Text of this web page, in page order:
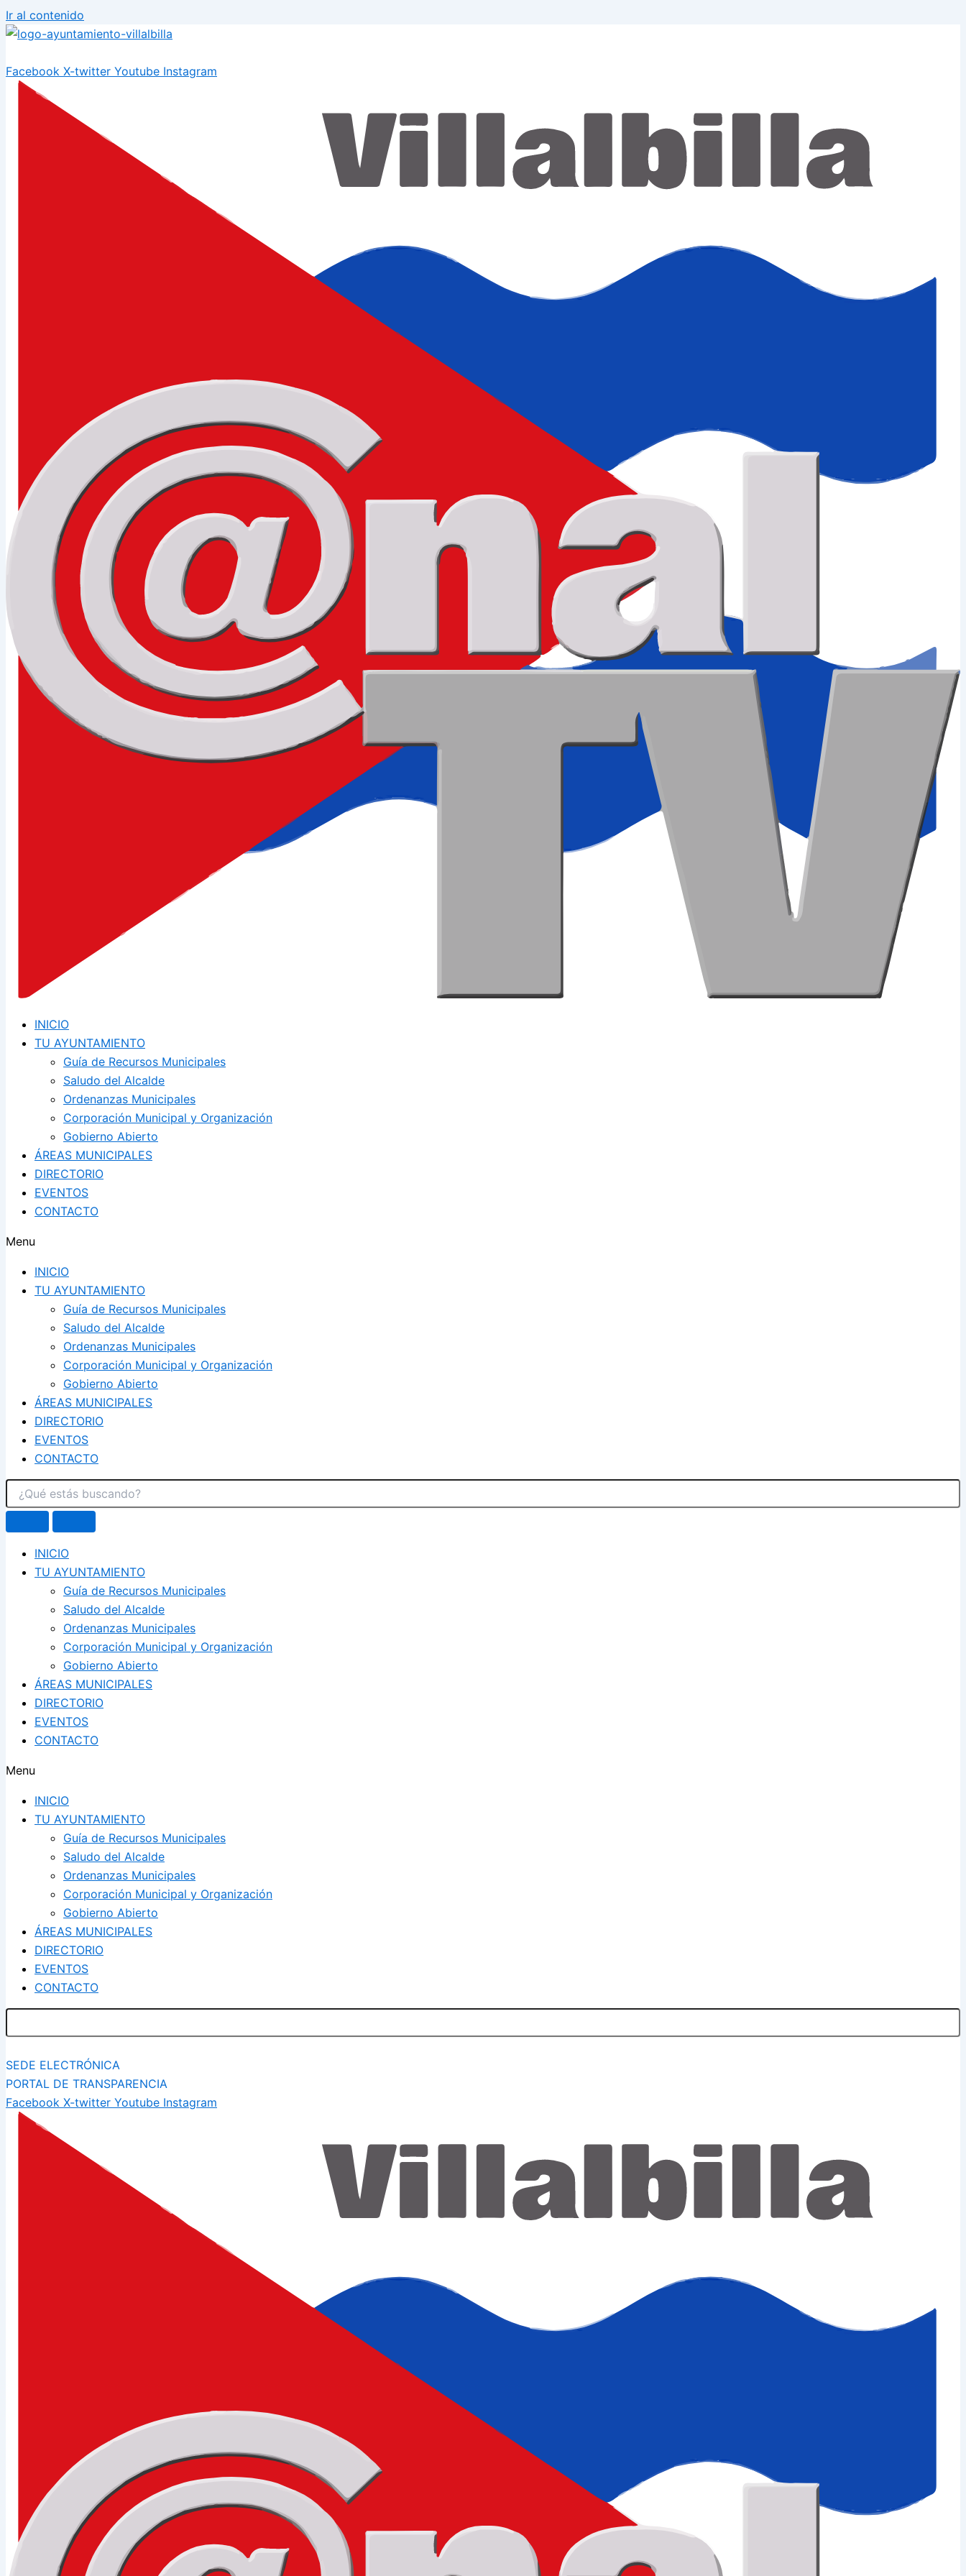
Ir al contenido
Facebook X-twitter Youtube Instagram
INICIO
TU AYUNTAMIENTO
Guía de Recursos Municipales
Saludo del Alcalde
Ordenanzas Municipales
Corporación Municipal y Organización
Gobierno Abierto
ÁREAS MUNICIPALES
DIRECTORIO
EVENTOS
CONTACTO
Menu
INICIO
TU AYUNTAMIENTO
Guía de Recursos Municipales
Saludo del Alcalde
Ordenanzas Municipales
Corporación Municipal y Organización
Gobierno Abierto
ÁREAS MUNICIPALES
DIRECTORIO
EVENTOS
CONTACTO
INICIO
TU AYUNTAMIENTO
Guía de Recursos Municipales
Saludo del Alcalde
Ordenanzas Municipales
Corporación Municipal y Organización
Gobierno Abierto
ÁREAS MUNICIPALES
DIRECTORIO
EVENTOS
CONTACTO
Menu
INICIO
TU AYUNTAMIENTO
Guía de Recursos Municipales
Saludo del Alcalde
Ordenanzas Municipales
Corporación Municipal y Organización
Gobierno Abierto
ÁREAS MUNICIPALES
DIRECTORIO
EVENTOS
CONTACTO
SEDE ELECTRÓNICA
PORTAL DE TRANSPARENCIA
Facebook X-twitter Youtube Instagram